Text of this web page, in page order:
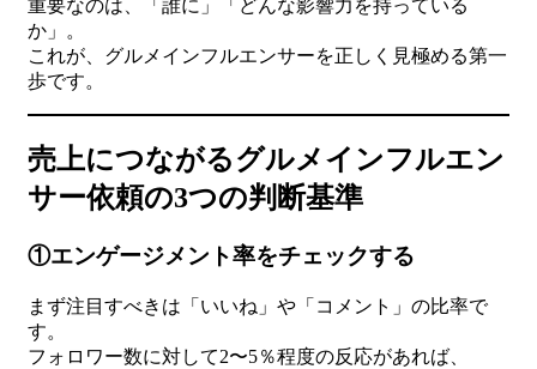
重要なのは、「誰に」「どんな影響力を持っている
か」。
これが、グルメインフルエンサーを正しく見極める第一
歩です。
売上につながるグルメインフルエン
サー依頼の3つの判断基準
①エンゲージメント率をチェックする
まず注目すべきは「いいね」や「コメント」の比率で
す。
フォロワー数に対して2〜5％程度の反応があれば、